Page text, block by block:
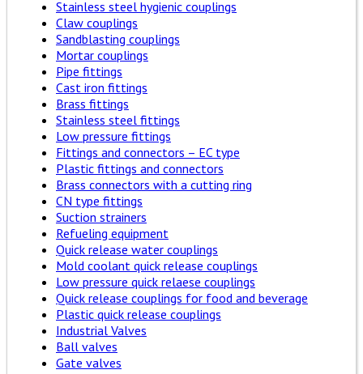
Stainless steel hygienic couplings
Claw couplings
Sandblasting couplings
Mortar couplings
Pipe fittings
Cast iron fittings
Brass fittings
Stainless steel fittings
Low pressure fittings
Fittings and connectors – EC type
Plastic fittings and connectors
Brass connectors with a cutting ring
CN type fittings
Suction strainers
Refueling equipment
Quick release water couplings
Mold coolant quick release couplings
Low pressure quick relaese couplings
Quick release couplings for food and beverage
Plastic quick release couplings
Industrial Valves
Ball valves
Gate valves